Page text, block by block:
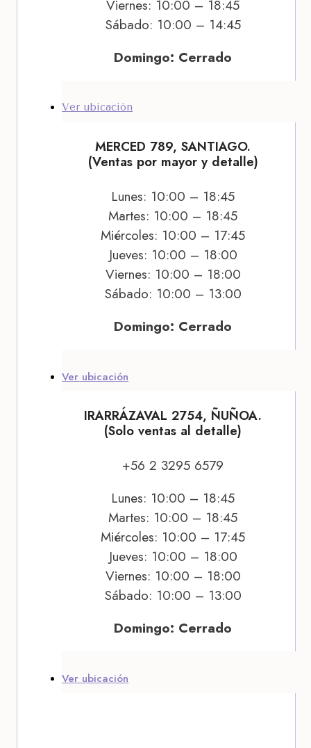
Viernes: 10:00 – 18:45
Sábado: 10:00 – 14:45
Domingo: Cerrado
Ver ubicación
MERCED 789, SANTIAGO.
(Ventas por mayor y detalle)
Lunes: 10:00 – 18:45
Martes: 10:00 – 18:45
Miércoles: 10:00 – 17:45
Jueves: 10:00 – 18:00
Viernes: 10:00 – 18:00
Sábado: 10:00 – 13:00
Domingo: Cerrado
Ver ubicación
IRARRÁZAVAL 2754, ÑUÑOA.
(Solo ventas al detalle)
+56 2 3295 6579
Lunes: 10:00 – 18:45
Martes: 10:00 – 18:45
Miércoles: 10:00 – 17:45
Jueves: 10:00 – 18:00
Viernes: 10:00 – 18:00
Sábado: 10:00 – 13:00
Domingo: Cerrado
Ver ubicación